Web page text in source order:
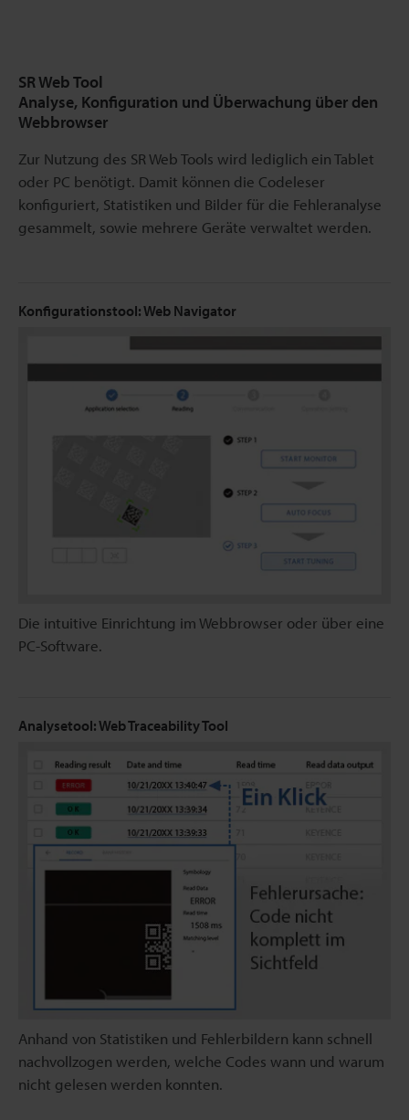
SR Web Tool
Analyse, Konfiguration und Überwachung über den
Webbrowser
Zur Nutzung des SR Web Tools wird lediglich ein Tablet
oder PC benötigt. Damit können die Codeleser
konfiguriert, Statistiken und Bilder für die Fehleranalyse
gesammelt, sowie mehrere Geräte verwaltet werden.
Konfigurationstool: Web Navigator
Die intuitive Einrichtung im Webbrowser oder über eine
PC-Software.
Analysetool: Web Traceability Tool
Anhand von Statistiken und Fehlerbildern kann schnell
nachvollzogen werden, welche Codes wann und warum
nicht gelesen werden konnten.